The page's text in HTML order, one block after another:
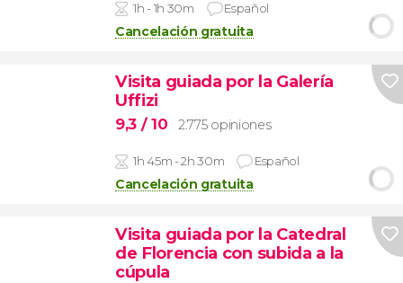
1h - 1h 30m Español
Cancelación gratuita
Visita guiada por la Galería
Uffizi
9,3 / 10 2.775 opiniones
1h 45m - 2h 30m Español
Cancelación gratuita
Visita guiada por la Catedral
de Florencia con subida a la
cúpula